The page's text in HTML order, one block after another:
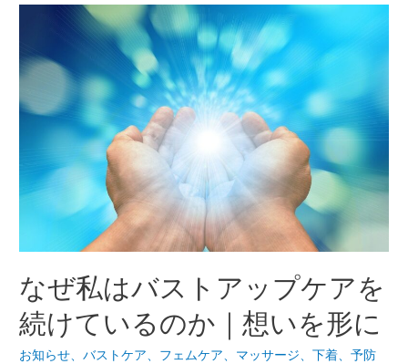
なぜ私はバストアップケアを
続けているのか｜想いを形に
お知らせ 、バストケア フェムケア マッサージ 、下着 、予防